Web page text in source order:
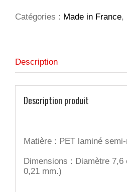
GOUTTES
Catégories : Made in France,
Description
Description produit
Matière : PET laminé
Dimensions : Diamètre 7,6
0,21 mm.)